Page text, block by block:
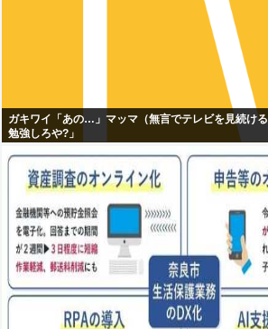
ガキワイ「あの…」マッマ（無言でテレビを見続け
勉強しろや?」